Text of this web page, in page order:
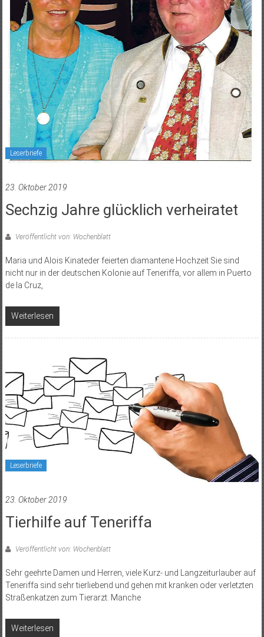
Leserbriefe
23. Oktober 2019
Sechzig Jahre glücklich verheiratet
Veröffentlicht von: Wochenblatt
Maria und Alois Kinateder feierten diamantene Hochzeit Sie sind
nicht nur in der deutschen Kolonie auf Teneriffa, vor allem in Puerto
de la Cruz,
Weiterlesen
Leserbriefe
23. Oktober 2019
Tierhilfe auf Teneriffa
Veröffentlicht von: Wochenblatt
Sehr geehrte Damen und Herren, viele Kurz- und Langzeiturlauber auf
Teneriffa sind sehr tierliebend und gehen mit kranken oder verletzten
Straßenkatzen zum Tierarzt. Manche
Weiterlesen